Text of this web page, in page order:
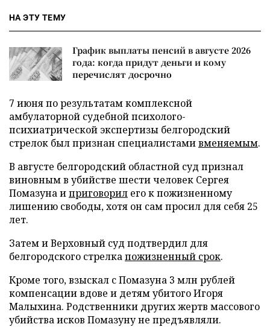
НА ЭТУ ТЕМУ
График выплаты пенсий в августе 2026
года: когда придут деньги и кому
перечислят досрочно
7 июня по результатам комплексной
амбулаторной судебной психолого-
психиатрической экспертизы белгородский
стрелок был признан специалистамивменяемым.
В августе белгородский областной суд признал
виновным в убийстве шести человек Сергея
Помазуна иприговорил его к пожизненному
лишению свободы, хотя он сам просил для себя 25
лет.
Затем и Верховный суд подтвердил для
белгородского стрелкапожизненный срок.
Кроме того, взыскал с Помазуна 3 млн рублей
компенсации вдове и детям убитого Игоря
Малыхина. Родственники других жертв массового
убийства исков Помазуну не предъявляли.